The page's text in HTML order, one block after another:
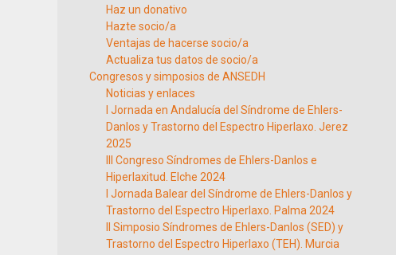
Haz un donativo
Hazte socio/a
Ventajas de hacerse socio/a
Actualiza tus datos de socio/a
Congresos y simposios de ANSEDH
Noticias y enlaces
I Jornada en Andalucía del Síndrome de Ehlers-
Danlos y Trastorno del Espectro Hiperlaxo. Jerez
2025
III Congreso Síndromes de Ehlers-Danlos e
Hiperlaxitud. Elche 2024
I Jornada Balear del Síndrome de Ehlers-Danlos y
Trastorno del Espectro Hiperlaxo. Palma 2024
II Simposio Síndromes de Ehlers-Danlos (SED) y
Trastorno del Espectro Hiperlaxo (TEH). Murcia